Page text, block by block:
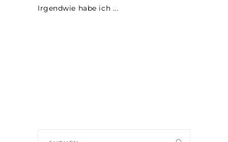
Irgendwie habe ich